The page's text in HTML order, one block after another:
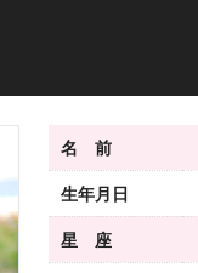
名 前
生年月日
星 座